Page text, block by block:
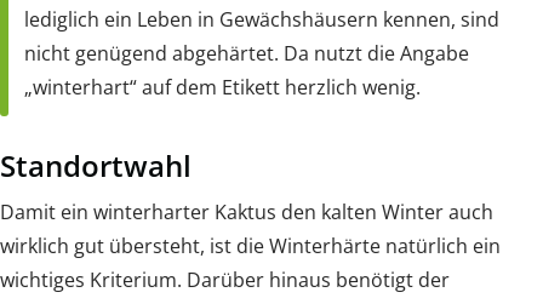
lediglich ein Leben in Gewächshäusern kennen, sind
nicht genügend abgehärtet. Da nutzt die Angabe
„winterhart“ auf dem Etikett herzlich wenig.
Standortwahl
Damit ein winterharter Kaktus den kalten Winter auch
wirklich gut übersteht, ist die Winterhärte natürlich ein
wichtiges Kriterium. Darüber hinaus benötigt der